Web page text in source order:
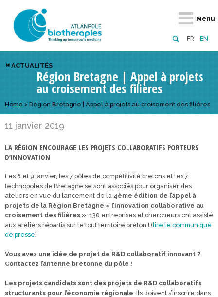
FR EN
Menu
Retour
À propos
Présentation du pôle
Domaines d’excellence
Retour
Comité scientifique
Financeurs
Retour
Notre réseau
Membres du pôle
Partenaires
Réseau européen
Retour
Actus, événements, AAP
Actualités
Événements
Appels à projets
Retour
régionaux
nationaux
Retour
Notre offre
Diversifiez votre réseau
Visez l’international
Développez vos projets d’innovation
Retour
Nous rejoindre
En tant qu’adhérent
En tant que partenaire
Retour
Emploi
Offres d’emploi
Candidatures
ACTUALITÉS
Région Bretagne | Appel à projets
au croisement des filières
Home > Région Bretagne | Appel à projets au croisement des filières
11 janvier 2019
LA RÉGION ENCOURAGE LES PROJETS COLLABORATIFS PORTEURS
D’INNOVATION
Les 8 et 9 janvier, les 7 pôles de compétitivité bretons et les 7
technopoles de Bretagne se sont associés pour organiser des
ateliers en vue du lancement de la 4ème édition de l’appel à
projets de la Région Bretagne « l’innovation collaborative au
croisement des filières ». 130 entreprises et chercheurs ont assisté
aux ateliers répartis sur le tout territoire breton ! (lire le communiqué
de presse)
Vous avez une idée de projet de R&D collaboratif innovant ?
Contactez l’antenne bretonne du pôle !
Les projets candidats sont des projets de R&D collaboratifs
structurants pour l’économie régionale. Ils doivent s’inscrire dans